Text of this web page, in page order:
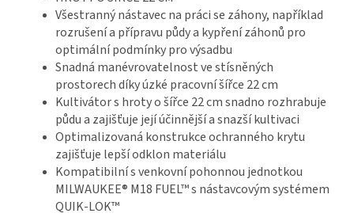
Všestranný nástavec na práci se záhony, například
rozrušení a přípravu půdy a kypření záhonů pro
optimální podmínky pro výsadbu
Snadná manévrovatelnost ve stísněných
prostorech díky úzké pracovní šířce 22 cm
Kultivátor s hroty o šířce 22 cm snadno rozhrabuje
půdu a zajišťuje její účinnější a snazší kultivaci
Optimalizovaná konstrukce ochranného krytu
zajišťuje lepší odklon materiálu
Kompatibilní s venkovní pohonnou jednotkou
MILWAUKEE® M18 FUEL™ s nástavcovým systémem
QUIK-LOK™